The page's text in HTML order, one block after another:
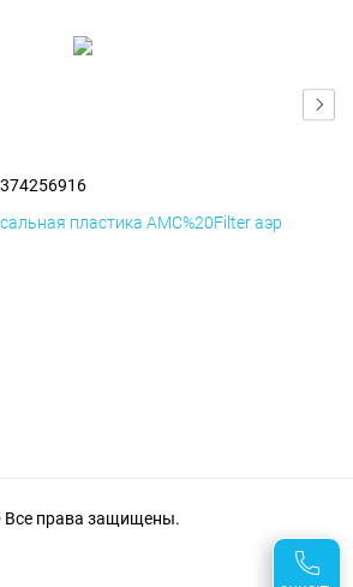
пластика AMC%20Filter аэр
Все права защищены.